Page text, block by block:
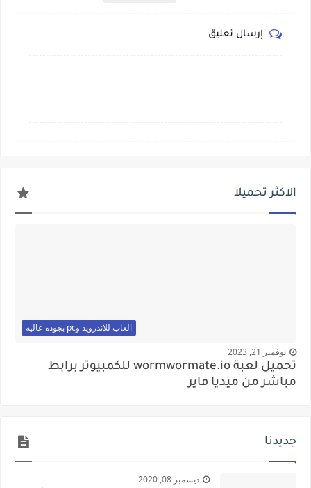
إرسال تعليق
الاكثر تحميلا
العاب للاندرويد وpc بجوده عاليه
نوفمبر 21, 2023
تحميل لعبة wormwormate.io للكمبيوتر برابط
مباشر من ميديا فاير
جديدنا
ديسمبر 08, 2020